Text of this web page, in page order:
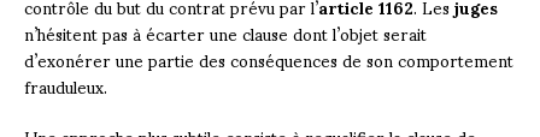
n’hésitent pas à écarter une clause dont l’objet serait
d’exonérer une partie des conséquences de son comportement
frauduleux.